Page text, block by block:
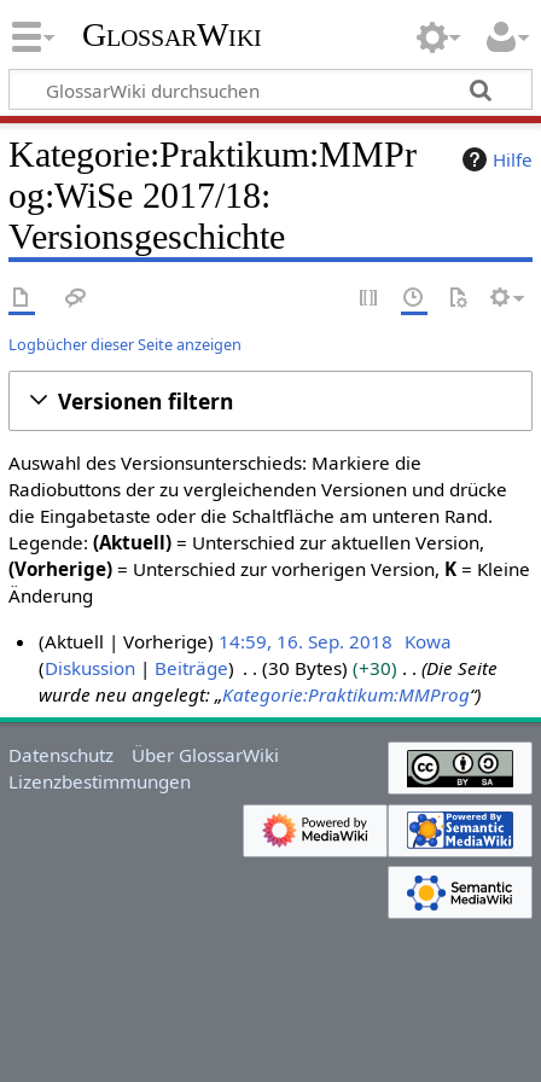
GlossarWiki
Hilfe
Kategorie:Praktikum:MMPr
og:WiSe 2017/18:
Versionsgeschichte
Logbücher dieser Seite anzeigen
Versionen filtern
Auswahl des Versionsunterschieds: Markiere die
Radiobuttons der zu vergleichenden Versionen und drücke
die Eingabetaste oder die Schaltfläche am unteren Rand.
Legende: (Aktuell)= Unterschied zur aktuellen Version,
(Vorherige)= Unterschied zur vorherigen Version, K= Kleine
Änderung
.
S
e
Aktuell Vorherige 14:59, 16. Sep. 2018 Kowa
Diskussion
Beiträge 30 Bytes +30
Die Seite
wurde neu angelegt: „Kategorie:Praktikum:MMProg“
Datenschutz
Über GlossarWiki
Lizenzbestimmungen